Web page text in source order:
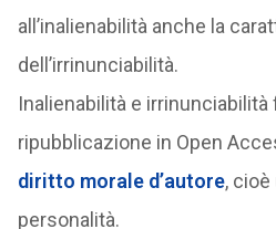
all’inalienabilità anche la
dell’irrinunciabilità.
Inalienabilità e
ripubblicazione in Open
diritto morale d’autore, cioè
personalità.